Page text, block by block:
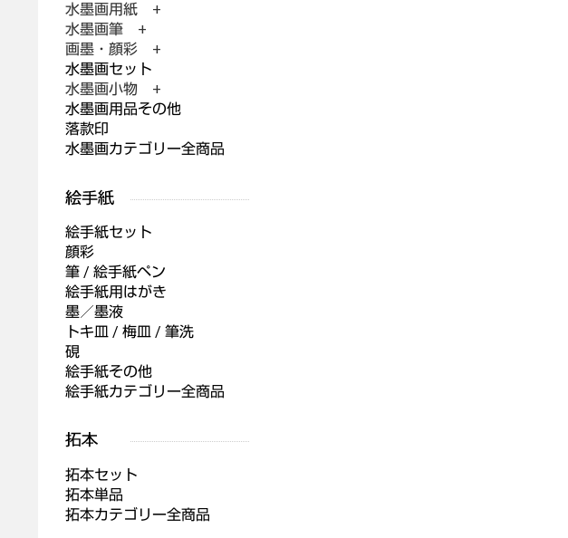
水墨画用紙 +
水墨画筆 +
画墨・顔彩 +
水墨画セット
水墨画小物 +
水墨画用品その他
落款印
水墨画カテゴリー全商品
絵手紙セット
顔彩
筆 / 絵手紙ペン
絵手紙用はがき
墨／墨液
トキ皿 / 梅皿 / 筆洗
硯
絵手紙その他
絵手紙カテゴリー全商品
拓本セット
拓本単品
拓本カテゴリー全商品